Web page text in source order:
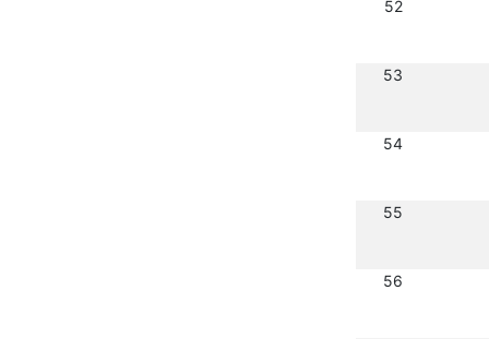
52
53
54
55
56